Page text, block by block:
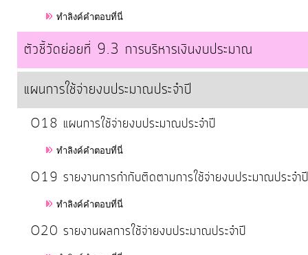
เรา
การ
ทำลิงค์คำตอบที่นี่
ตัวชี้วัดย่อยที่ 9.3 การบริหารเงินงบประมาณ
แผนการใช้จ่ายงบประมาณประจำปี
O18 แผนการใช้จ่ายงบประมาณประจำปี
ทำลิงค์คำตอบที่นี่
O19 รายงานการกำกับติดตามการใช้จ่ายงบประมาณประจ
ทำลิงค์คำตอบที่นี่
O20 รายงานผลการใช้จ่ายงบประมาณประจำปี